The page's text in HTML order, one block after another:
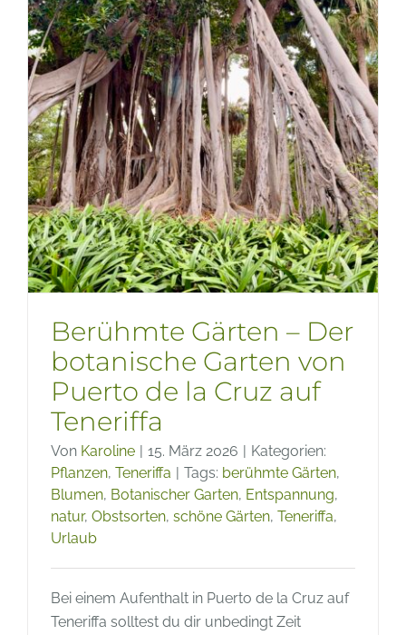
Berühmte Gärten – Der
botanische Garten von
Puerto de la Cruz auf
Teneriffa
Von Karoline | 15. März 2026 | Kategorien:
Pflanzen, Teneriffa | Tags: berühmte Gärten,
Blumen, Botanischer Garten, Entspannung,
natur, Obstsorten, schöne Gärten, Teneriffa,
Urlaub
Bei einem Aufenthalt in Puerto de la Cruz auf
Teneriffa solltest du dir unbedingt Zeit